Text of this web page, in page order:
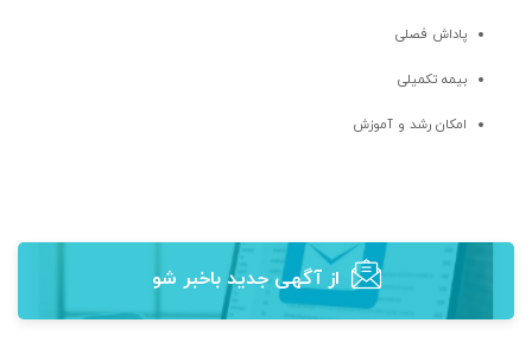
پاداش فصلی
بیمه تکمیلی
امکان رشد و آموزش
از آگهی‌ جدید باخبر شو